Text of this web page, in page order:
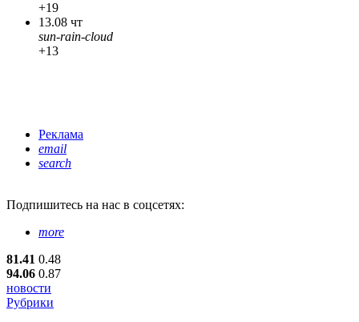
+19
13.08 чт
sun-rain-cloud
+13
Реклама
email
search
Подпишитесь на нас в соцсетях:
more
81.41 0.48
94.06 0.87
новости
Рубрики